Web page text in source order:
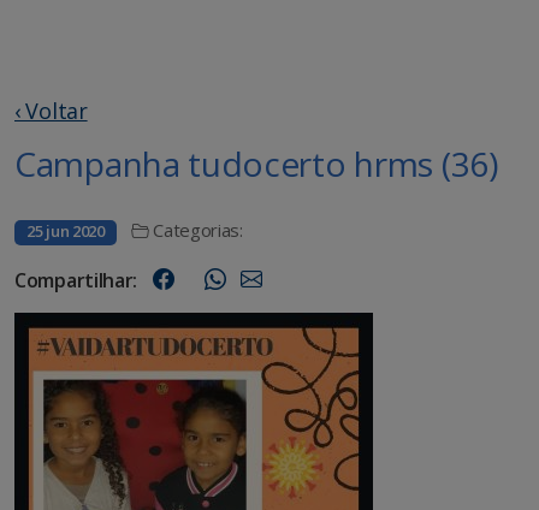
‹ Voltar
Campanha tudocerto hrms (36)
25 jun 2020 Categorias:
Compartilhar: